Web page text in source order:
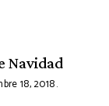
Navidad
18, 2018